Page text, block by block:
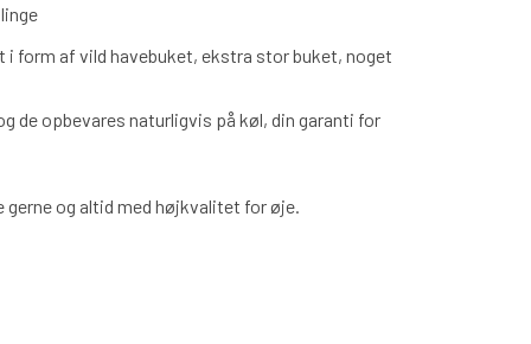
form af vild havebuket, ekstra stor buket, noget
de opbevares naturligvis på køl, din garanti for
og altid med højkvalitet for øje.